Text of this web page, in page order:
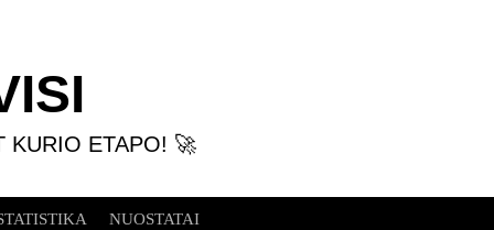
KURIO ETAPO! 🚀
NUOSTATAI